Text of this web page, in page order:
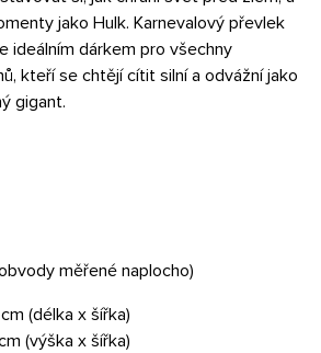
jako Hulk. Karnevalový převlek
ideálním dárkem pro všechny
kteří se chtějí cítit silní a odvážní jako
gigant.
měřené naplocho)
(délka x šířka)
(výška x šířka)